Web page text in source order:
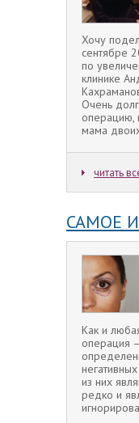
Хочу
сентябре
по
клинике
Очень
операцию,
мама
читать
САМОЕ
Как и
операция
из них
редко и